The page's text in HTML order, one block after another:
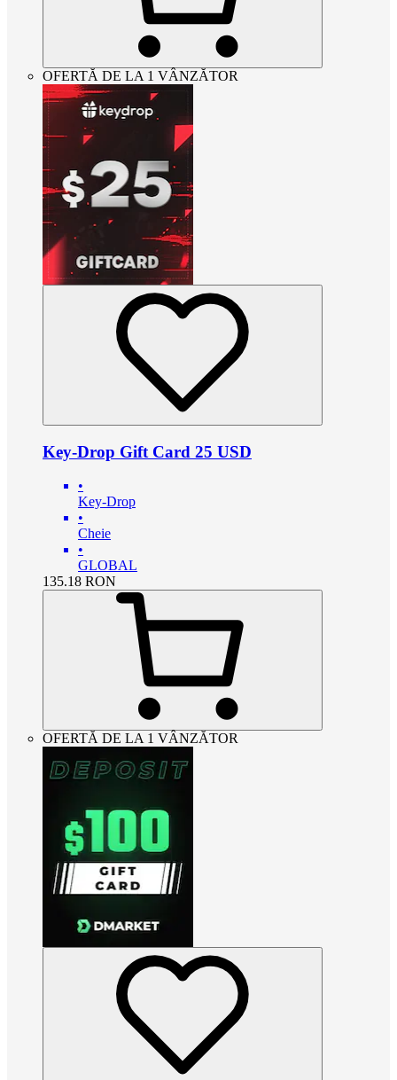
OFERTĂ DE LA 1 VÂNZĂTOR
Key-Drop Gift Card 25 USD
•
Key-Drop
•
Cheie
•
GLOBAL
135.18 RON
OFERTĂ DE LA 1 VÂNZĂTOR